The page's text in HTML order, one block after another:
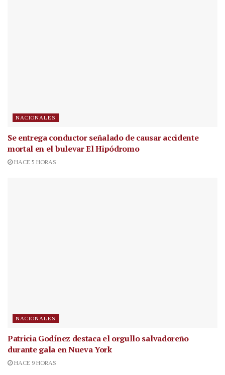
NACIONALES
Se entrega conductor señalado de causar accidente
mortal en el bulevar El Hipódromo
HACE 5 HORAS
NACIONALES
Patricia Godínez destaca el orgullo salvadoreño
durante gala en Nueva York
HACE 9 HORAS